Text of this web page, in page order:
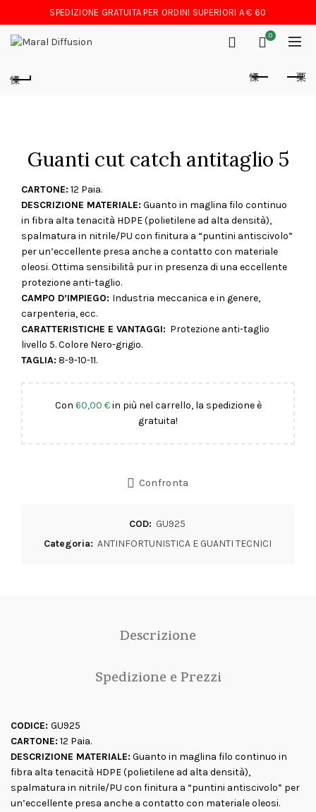
SPEDIZIONE GRATUITA PER ORDINI SUPERIORI A € 60
0
Guanti cut catch antitaglio 5
CARTONE: 12 Paia.
DESCRIZIONE MATERIALE: Guanto in maglina filo continuo
in fibra alta tenacità HDPE (polietilene ad alta densità),
spalmatura in nitrile/PU con finitura a “puntini antiscivolo”
per un’eccellente presa anche a contatto con materiale
oleosi. Ottima sensibilità pur in presenza di una eccellente
protezione anti-taglio.
CAMPO D’IMPIEGO: Industria meccanica e in genere,
carpenteria, ecc.
CARATTERISTICHE E VANTAGGI: Protezione anti-taglio
livello 5. Colore Nero-grigio.
TAGLIA: 8-9-10-11.
Con 60,00 €in più nel carrello, la spedizione è
gratuita!
Confronta
COD: GU925
Categoria: ANTINFORTUNISTICA E GUANTI TECNICI
Descrizione
Spedizione e Prezzi
CODICE: GU925
CARTONE: 12 Paia.
DESCRIZIONE MATERIALE: Guanto in maglina filo continuo in
fibra alta tenacità HDPE (polietilene ad alta densità),
spalmatura in nitrile/PU con finitura a “puntini antiscivolo” per
un’eccellente presa anche a contatto con materiale oleosi.